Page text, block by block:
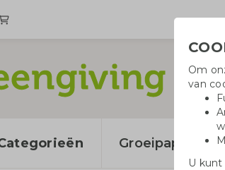
Groeipapier
Om
van
U